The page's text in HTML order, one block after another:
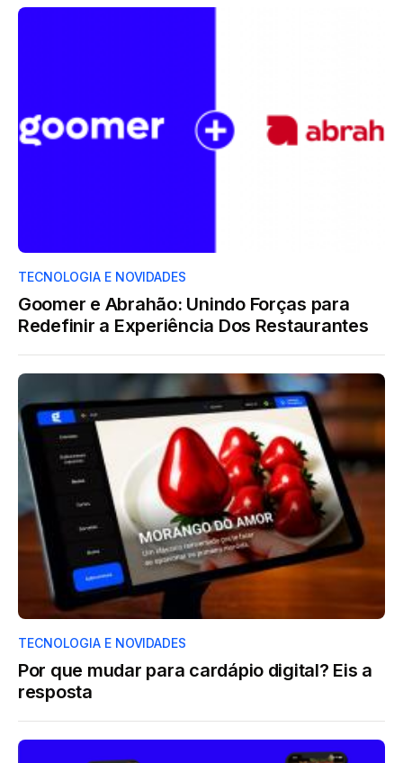
TECNOLOGIA E NOVIDADES
Goomer e Abrahão: Unindo Forças para
Redefinir a Experiência Dos Restaurantes
TECNOLOGIA E NOVIDADES
Por que mudar para cardápio digital? Eis a
resposta